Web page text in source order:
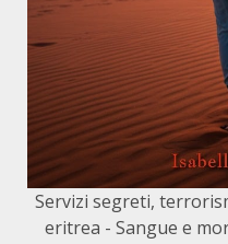
Servizi segreti,
eritrea - Sangue e